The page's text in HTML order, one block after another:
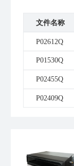
文件名称
P02612Q
P01530Q
P02455Q
P02409Q